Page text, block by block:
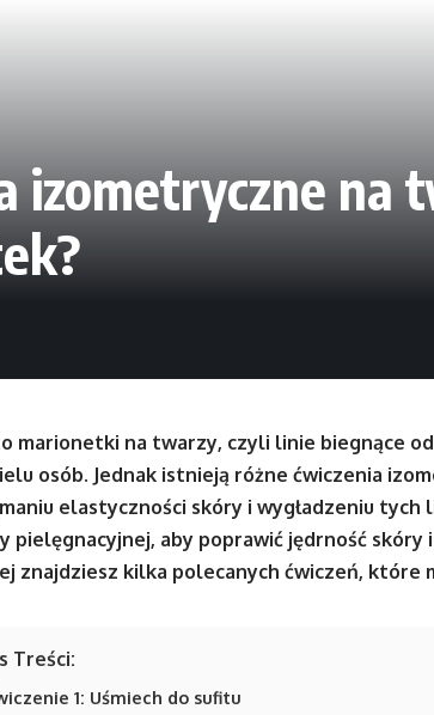
izometryczne na
marionetki na twarzy, czyli linie biegnące
osób. Jednak istnieją różne ćwiczenia
elastyczności skóry i wygładzeniu tych
pielęgnacyjnej, aby poprawić jędrność
znajdziesz kilka polecanych ćwiczeń,
Treści:
1: Uśmiech do sufitu